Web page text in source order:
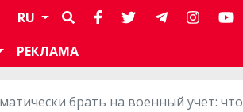
RU
РЕКЛАМА
брать на военный учет: что